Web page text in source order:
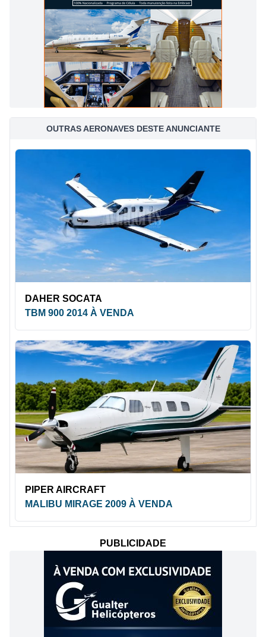
OUTRAS AERONAVES DESTE ANUNCIANTE
DAHER SOCATA
TBM 900 2014 À VENDA
PIPER AIRCRAFT
MALIBU MIRAGE 2009 À VENDA
PUBLICIDADE